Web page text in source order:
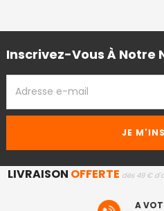
Inscrivez-Vous À Notre
EMAIL
LIVRAISON OFFERTE dès 49 €
A